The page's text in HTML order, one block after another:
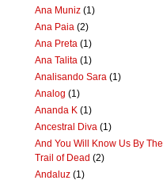
Ana Muniz (1)
Ana Paia (2)
Ana Preta (1)
Ana Talita (1)
Analisando Sara (1)
Analog (1)
Ananda K (1)
Ancestral Diva (1)
And You Will Know Us By The
Trail of Dead (2)
Andaluz (1)